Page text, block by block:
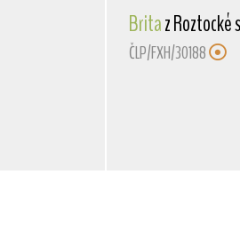
Britaz Roztocké
ČLP/FXH/30188